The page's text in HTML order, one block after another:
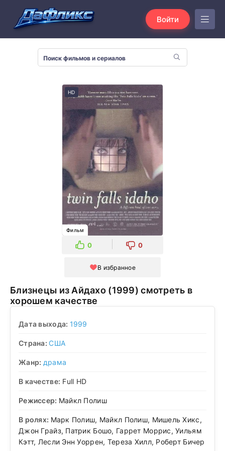
Войти
HD
Фильм
0 0
В избранное
Близнецы из Айдахо (1999) смотреть в
хорошем качестве
Дата выхода: 1999
Страна:США
Жанр: драма
В качестве: Full HD
Режиссер: Майкл Полиш
В ролях: Марк Полиш, Майкл Полиш, Мишель Хикс,
Джон Грайз, Патрик Бошо, Гаррет Моррис, Уильям
Кэтт, Лесли Энн Уоррен, Тереза Хилл, Роберт Бичер